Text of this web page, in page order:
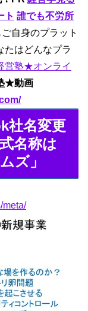
ト 誰でも不労所
自身のプラット
はどんなプラ
営塾★オンライ
★動画
社名変更
名称は
ムズ」
meta/